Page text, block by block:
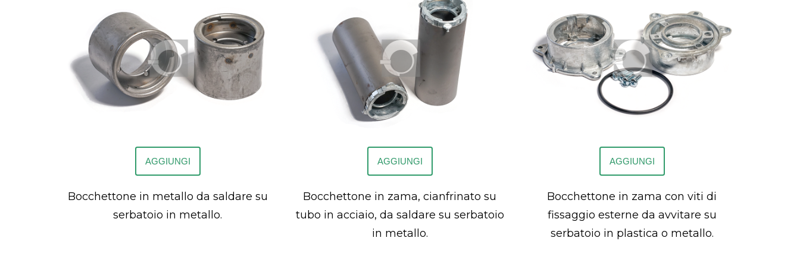
AGGIUNGI
Bocchettone in metallo da saldare su
serbatoio in metallo.
AGGIUNGI
Bocchettone in zama, cianfrinato su
tubo in acciaio, da saldare su serbatoio
in metallo.
AGGIUNGI
Bocchettone in zama con viti di
fissaggio esterne da avvitare su
serbatoio in plastica o metallo.